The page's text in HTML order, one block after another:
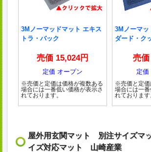
3Mノーマッドマット エキス
トラ・バック
売価 15,024円
定価 オープン
※売価と定価は価格が複数ある
場合には一番低い価格が表示さ
れております。
3Mノーマッ
ダード・ク
売価
定価
※売価と定価
場合には一
れております
屋外用玄関マット 別注サイズマ
イズ対応マット 山崎産業